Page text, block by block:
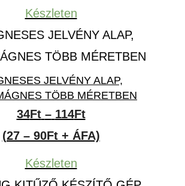
67Ft
Készleten
JELVÉNY ALAP,
TÖBB MÉRETBEN
34Ft – 114FtÁrtartomány:
34Ft
114Ft
(27 – 90Ft + ÁFA)
Készleten